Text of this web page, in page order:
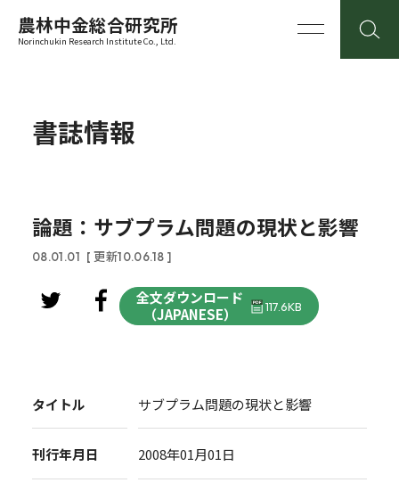
農林中金総合研究所
Norinchukin Research Institute Co., Ltd.
書誌情報
論題：サブプラム問題の現状と影響
08.01.01 [ 更新10.06.18 ]
全文ダウンロード
（JAPANESE）
117.6KB
タイトル サブプラム問題の現状と影響
刊行年月日 2008年01月01日